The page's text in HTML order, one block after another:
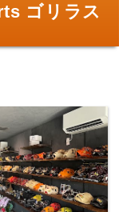
ゴリラス